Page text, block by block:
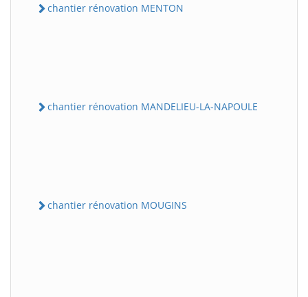
chantier rénovation MENTON
chantier rénovation MANDELIEU-LA-NAPOULE
chantier rénovation MOUGINS